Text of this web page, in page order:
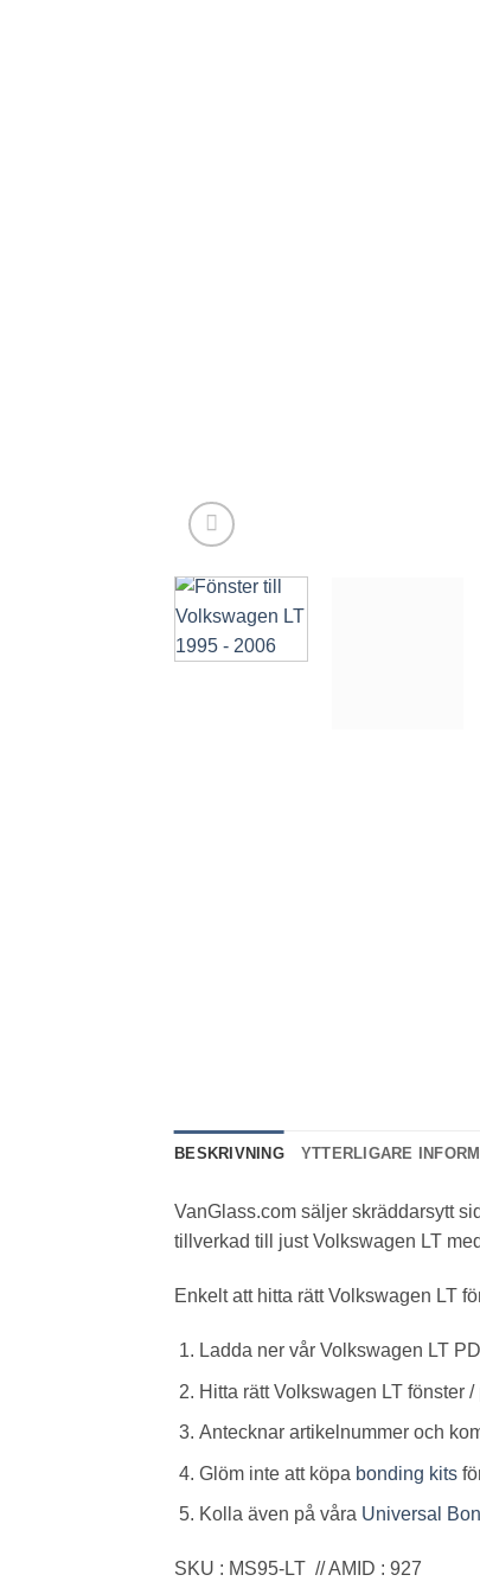
BESKRIVNING YTTERLIGARE
VanGlass.com säljer skräddarsytt
tillverkad till just Volkswagen LT
Enkelt att hitta rätt Volkswagen LT
Ladda ner vår Volkswagen LT
Hitta rätt Volkswagen LT fönster
Antecknar artikelnummer och
Glöm inte att köpa bonding kits
Kolla även på våra Universal
SKU : MS95-LT // AMID : 927